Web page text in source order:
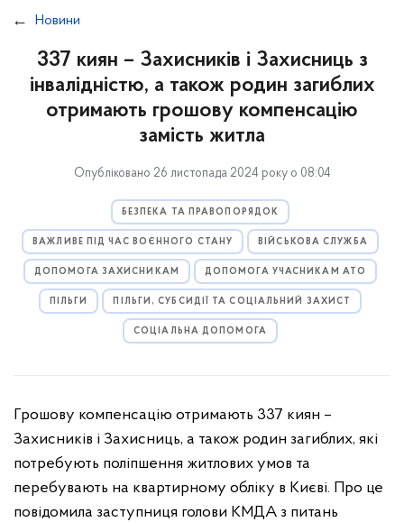
Новини
337 киян – Захисників і Захисниць з
інвалідністю, а також родин загиблих
отримають грошову компенсацію
замість житла
Опубліковано 26 листопада 2024 року о 08:04
БЕЗПЕКА ТА ПРАВОПОРЯДОК
ВАЖЛИВЕ ПІД ЧАС ВОЄННОГО СТАНУ ВІЙСЬКОВА СЛУЖБА
ДОПОМОГА ЗАХИСНИКАМ ДОПОМОГА УЧАСНИКАМ АТО
ПІЛЬГИ ПІЛЬГИ, СУБСИДІЇ ТА СОЦІАЛЬНИЙ ЗАХИСТ
СОЦІАЛЬНА ДОПОМОГА
Грошову компенсацію отримають 337 киян –
Захисників і Захисниць, а також родин загиблих, які
потребують поліпшення житлових умов та
перебувають на квартирному обліку в Києві. Про це
повідомила заступниця голови КМДА з питань